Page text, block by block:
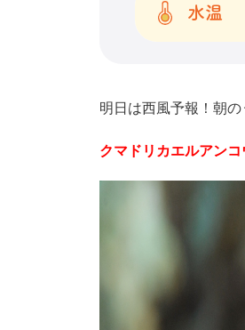
水温
明日は西風予報！朝
クマドリカエルアンコ